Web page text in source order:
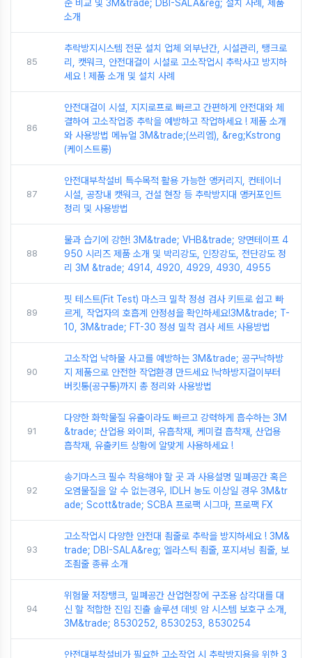
준 비교 및 3M&trade; DBI-SALA&reg; 설치 사례, 제품
소개
85
추락방지시스템 전문 설치 업체 외부난간, 시설관리, 탱크로
리, 캣워크, 안전대걸이 시설로 고소작업시 추락사고 방지하
세요 ! 제품 소개 및 설치 사례
86
안전대걸이 시설, 지지로프로 빠르고 간편하게 안전대와 체
결하여 고소작업중 추락을 예방하고 작업하세요 ! 제품 소개
와 사용방법 메뉴얼 3M&trade;(쓰리엠), &reg;Kstrong
(케이스트롱)
87
안전대부착설비 특수목적 활용 가능한 앵커리지, 컨테이너
시설, 공장내 캣워크, 건설 현장 등 추락방지대 앵커포인트
정리 및 사용방법
88
물과 습기에 강한! 3M&trade; VHB&trade; 양면테이프 4
950 시리즈 제품 소개 및 박리강도, 인장강도, 전단강도 정
리 3M &trade; 4914, 4920, 4929, 4930, 4955
89
핏 테스트(Fit Test) 마스크 밀착 정성 검사 키트로 쉽고 빠
르게, 작업자의 호흡계 안정성을 확인하세요!3M&trade; T-
10, 3M&trade; FT-30 정성 밀착 검사 세트 사용방법
90
고소작업 낙하물 사고를 예방하는 3M&trade; 공구낙하방
지 제품으로 안전한 작업환경 만드세요 !낙하방지걸이부터
버킷통(공구통)까지 총 정리와 사용방법
91
다양한 화학물질 유출이라도 빠르고 강력하게 흡수하는 3M
&trade; 산업용 와이퍼, 유흡착재, 케미컬 흡착재, 산업용
흡착재, 유출키트 상황에 알맞게 사용하세요 !
92
송기마스크 필수 착용해야 할 곳 과 사용설명 밀폐공간 혹은
오염물질을 알 수 없는경우, IDLH 농도 이상일 경우 3M&tr
ade; Scott&trade; SCBA 프로팩 시그마, 프로팩 FX
93
고소작업시 다양한 안전대 죔줄로 추락을 방지하세요 ! 3M&
trade; DBI-SALA&reg; 엘라스틱 죔줄, 포지셔닝 죔줄, 보
조죔줄 종류 소개
94
위험물 저장탱크, 밀폐공간 산업현장에 구조용 삼각대를 대
신 할 적합한 진입 진출 솔루션 데빗 암 시스템 보호구 소개,
3M&trade; 8530252, 8530253, 8530254
안전대부착설비가 필요한 고소작업 시 추락방지용을 위한 3